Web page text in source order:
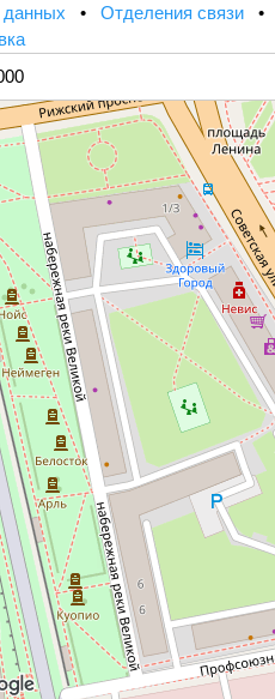
• Отделения связи •